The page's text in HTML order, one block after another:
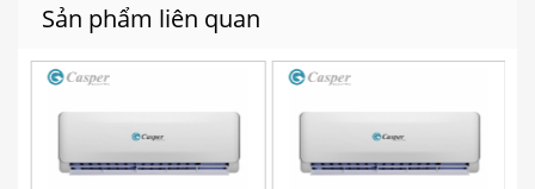
Sản phẩm liên quan